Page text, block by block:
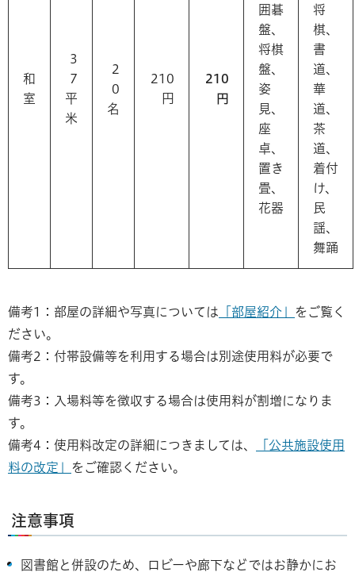
和
室
3
7
平
米
2
0
名
210
円
210
円
囲碁
盤、
将棋
盤、
姿
見、
座
卓、
置き
畳、
花器
将
棋、
書
道、
華
道、
茶
道、
着付
け、
民
謡、
舞踊
備考1：部屋の詳細や写真については 「部屋紹介」
をご覧く
ださい。
備考2：付帯設備等を利用する場合は別途使用料が必要で
す。
備考3：入場料等を徴収する場合は使用料が割増になりま
す。
備考4：使用料改定の詳細につきましては、
「公共施設使用
料の改定」
をご確認ください。
注意事項
図書館と併設のため、ロビーや廊下などではお静かにお